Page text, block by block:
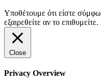
Υποθέτουμε ότι είστε
εξαιρεθείτε αν το επιθυμείτε.
Close
Privacy Overview